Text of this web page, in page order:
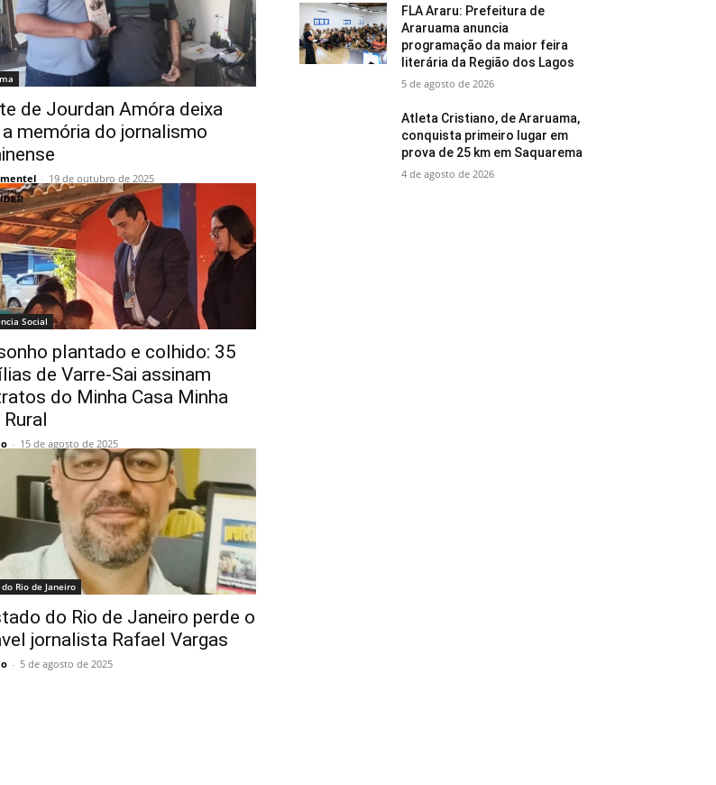
de Jourdan Amóra deixa
memória do jornalismo
- 19 de outubro de 2025
Social
plantado e colhido: 35
de Varre-Sai assinam
do Minha Casa Minha
- 15 de agosto de 2025
Rio de Janeiro
do Rio de Janeiro perde o
jornalista Rafael Vargas
- 5 de agosto de 2025
FLA Araru: Prefeitura de
Araruama anuncia
programação da maior feira
literária da Região dos Lagos
5 de agosto de 2026
Atleta Cristiano, de Araruama,
conquista primeiro lugar em
prova de 25 km em Saquarema
4 de agosto de 2026